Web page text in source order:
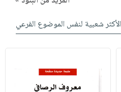
الأكثر شعبية لنفس الموضوع الفرعي